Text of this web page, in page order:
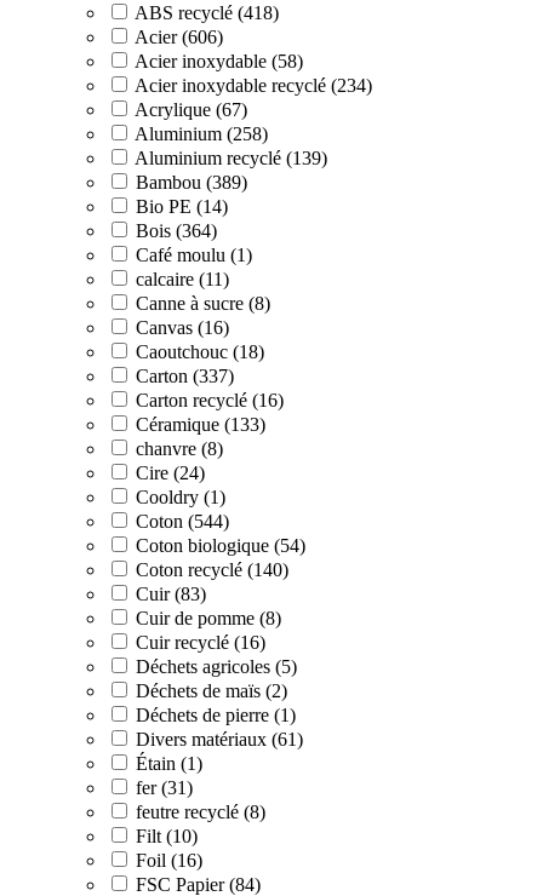
ABS recyclé (418)
Acier (606)
Acier inoxydable (58)
Acier inoxydable recyclé (234)
Acrylique (67)
Aluminium (258)
Aluminium recyclé (139)
Bambou (389)
Bio PE (14)
Bois (364)
Café moulu (1)
calcaire (11)
Canne à sucre (8)
Canvas (16)
Caoutchouc (18)
Carton (337)
Carton recyclé (16)
Céramique (133)
chanvre (8)
Cire (24)
Cooldry (1)
Coton (544)
Coton biologique (54)
Coton recyclé (140)
Cuir (83)
Cuir de pomme (8)
Cuir recyclé (16)
Déchets agricoles (5)
Déchets de maïs (2)
Déchets de pierre (1)
Divers matériaux (61)
Étain (1)
fer (31)
feutre recyclé (8)
Filt (10)
Foil (16)
FSC Papier (84)